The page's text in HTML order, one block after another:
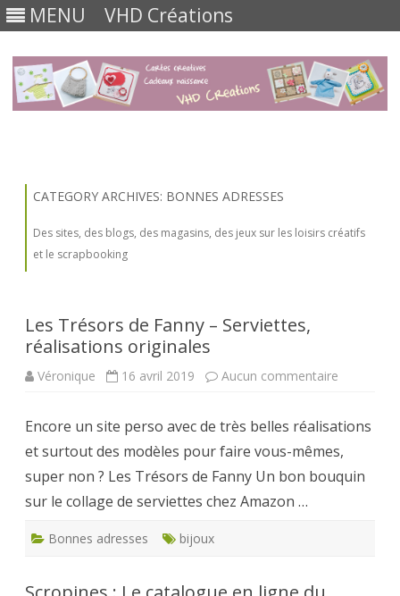
MENU VHD Créations
CATEGORY ARCHIVES: BONNES ADRESSES
Des sites, des blogs, des magasins, des jeux sur les loisirs créatifs
et le scrapbooking
Les Trésors de Fanny – Serviettes,
réalisations originales
Véronique 16 avril 2019 Aucun commentaire
Fanny
Serviettes,
originales
Encore un site perso avec de très belles réalisations
et surtout des modèles pour faire vous-mêmes,
super non ? Les Trésors de Fanny Un bon bouquin
sur le collage de serviettes chez Amazon …
Bonnes adresses bijoux